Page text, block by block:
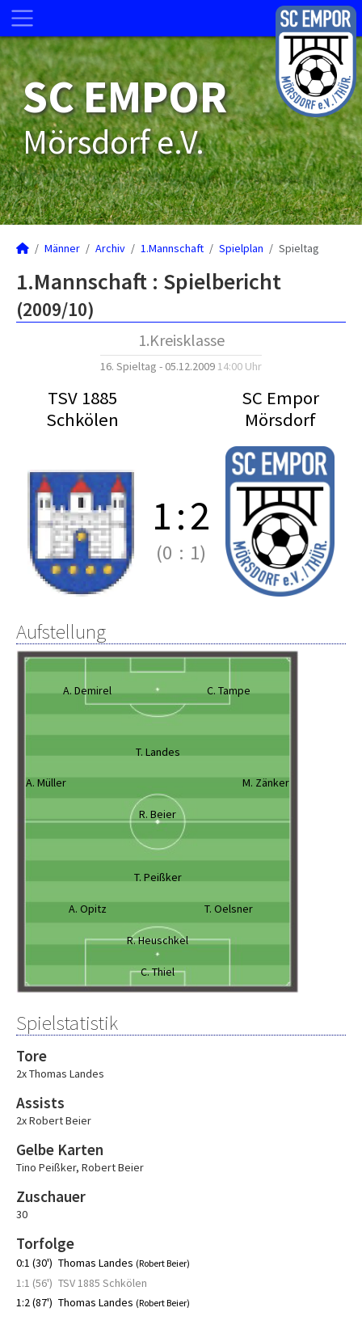
SC EMPOR
Mörsdorf e.V.
Männer Archiv 1.Mannschaft Spielplan Spieltag
1.Mannschaft : Spielbericht
(2009/10)
1.Kreisklasse
16. Spieltag - 05.12.2009 14:00 Uhr
TSV 1885
Schkölen
SC Empor
Mörsdorf
1:2
(0 : 1)
Aufstellung
A. Demirel C. Tampe
T. Landes
A. Müller M. Zänker
R. Beier
T. Peißker
A. Opitz T. Oelsner
R. Heuschkel
C. Thiel
Spielstatistik
Tore
2x Thomas Landes
Assists
2x Robert Beier
Gelbe Karten
Tino Peißker, Robert Beier
Zuschauer
30
Torfolge
0:1 (30') Thomas Landes (Robert Beier)
1:1 (56') TSV 1885 Schkölen
1:2 (87') Thomas Landes (Robert Beier)